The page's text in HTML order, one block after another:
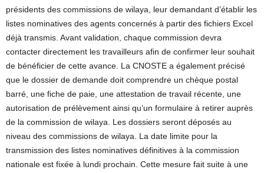
présidents des commissions de wilaya, leur demandant d’établir les
listes nominatives des agents concernés à partir des fichiers Excel
déjà transmis. Avant validation, chaque commission devra
contacter directement les travailleurs afin de confirmer leur souhait
de bénéficier de cette avance. La CNOSTE a également précisé
que le dossier de demande doit comprendre un chèque postal
barré, une fiche de paie, une attestation de travail récente, une
autorisation de prélèvement ainsi qu’un formulaire à retirer auprès
de la commission de wilaya. Les dossiers seront déposés au
niveau des commissions de wilaya. La date limite pour la
transmission des listes nominatives définitives à la commission
nationale est fixée à lundi prochain. Cette mesure fait suite à une